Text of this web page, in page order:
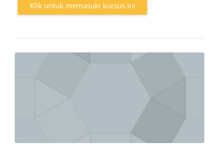
Klik untuk memasuki kursus ini